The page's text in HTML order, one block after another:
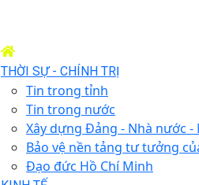
THỜI SỰ - CHÍNH TRỊ
Tin trong tỉnh
Tin trong nước
Xây dựng Đảng - Nhà nước -
Bảo vệ nền tảng tư tưởng
Đạo đức Hồ Chí Minh